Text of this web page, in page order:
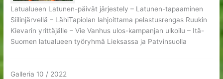
Latualueen Latunen-päivät järjestely – Latunen-tapaaminen
Siilinjärvellä – LähiTapiolan lahjoittama pelastusrengas Ruukin
Kievarin yrittäjälle – Vie Vanhus ulos-kampanjan ulkoilu – Itä-
Suomen latualueen työryhmä Lieksassa ja Patvinsuolla
Galleria 10 / 2022